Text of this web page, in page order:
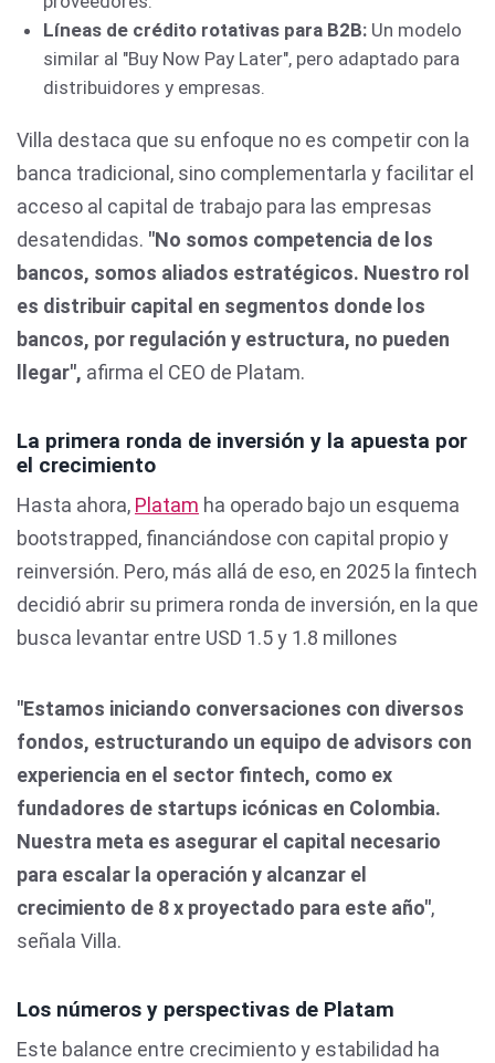
Líneas de crédito rotativas para B2B: Un modelo
similar al "Buy Now Pay Later", pero adaptado para
distribuidores y empresas.
Villa destaca que su enfoque no es competir con la
banca tradicional, sino complementarla y facilitar el
acceso al capital de trabajo para las empresas
desatendidas. "No somos competencia de los
bancos, somos aliados estratégicos. Nuestro rol
es distribuir capital en segmentos donde los
bancos, por regulación y estructura, no pueden
llegar", afirma el CEO de Platam.
La primera ronda de inversión y la apuesta por
el crecimiento
Hasta ahora, Platam ha operado bajo un esquema
bootstrapped, financiándose con capital propio y
reinversión. Pero, más allá de eso, en 2025 la fintech
decidió abrir su primera ronda de inversión, en la que
busca levantar entre USD 1.5 y 1.8 millones
"Estamos iniciando conversaciones con diversos
fondos, estructurando un equipo de advisors con
experiencia en el sector fintech, como ex
fundadores de startups icónicas en Colombia.
Nuestra meta es asegurar el capital necesario
para escalar la operación y alcanzar el
crecimiento de 8 x proyectado para este año",
señala Villa.
Los números y perspectivas de Platam
Este balance entre crecimiento y estabilidad ha